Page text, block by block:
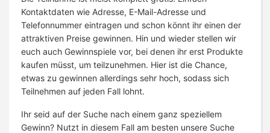
Kontaktdaten wie Adresse, E-Mail-Adresse und
Telefonnummer eintragen und schon könnt ihr einen der
attraktiven Preise gewinnen. Hin und wieder stellen wir
euch auch Gewinnspiele vor, bei denen ihr erst Produkte
kaufen müsst, um teilzunehmen. Hier ist die Chance,
etwas zu gewinnen allerdings sehr hoch, sodass sich
Teilnehmen auf jeden Fall lohnt.
Ihr seid auf der Suche nach einem ganz speziellem
Gewinn? Nutzt in diesem Fall am besten unsere Suche